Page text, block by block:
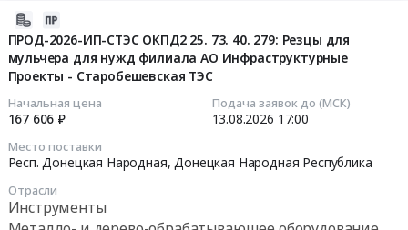
ПРОД-2026-ИП-СТЭС ОКПД2 25. 73. 40. 279: Резцы для
мульчера для нужд филиала АО Инфраструктурные
Проекты - Старобешевская ТЭС
Начальная цена
167 606 ₽
Подача заявок до (МСК)
13.08.2026 17:00
Место поставки
Респ. Донецкая Народная,Донецкая Народная Республика
Отрасли
Инструменты